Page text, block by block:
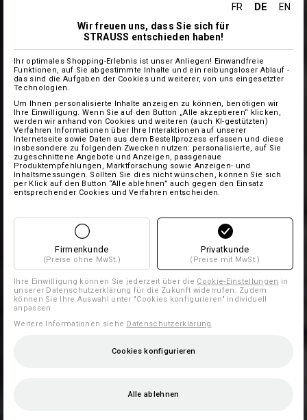
FR DE
EN
Wir freuen uns, dass Sie sich für
STRAUSS entschieden haben!
Ihr optimales Shopping-Erlebnis ist unser Anliegen! Einwandfreie
Funktionen, auf Sie abgestimmte Inhalte und ein reibungsloser Ablauf -
das sind die Aufgaben der Cookies und weiterer, von uns eingesetzter
Technologien.
Um Ihnen personalisierte Inhalte anzeigen zu können, benötigen wir
Ihre Einwilligung. Wenn Sie auf den Button „Alle akzeptieren“ klicken,
werden wir anhand von Cookies und weiteren (auch KI-gestützten)
Verfahren Informationen über Ihre Interaktionen auf unserer
Internetseite sowie Daten aus dem Bestellprozess erfassen und diese
insbesondere zu folgenden Zwecken nutzen: personalisierte, auf Sie
zugeschnittene Angebote und Anzeigen, passgenaue
Produktempfehlungen, Marktforschung sowie Anzeigen- und
Inhaltsmessungen. Sollten Sie dies nicht wünschen, können Sie sich
per Klick auf den Button “Alle ablehnen” auch gegen den Einsatz
entsprechender Cookies und Verfahren entscheiden.
Firmenkunde
(Preise ohne MwSt.)
Privatkunde
(Preise mit MwSt.)
Ihre Einwilligung können Sie jederzeit über die Cookie-Einstellungen in
unserer Datenschutzerklärung für die Zukunft widerrufen. Zudem
können Sie Ihre Auswahl unter "Cookies konfigurieren" individuell
anpassen
Weitere Informationen siehe Datenschutzerklärung.
Cookies konfigurieren
Alle ablehnen